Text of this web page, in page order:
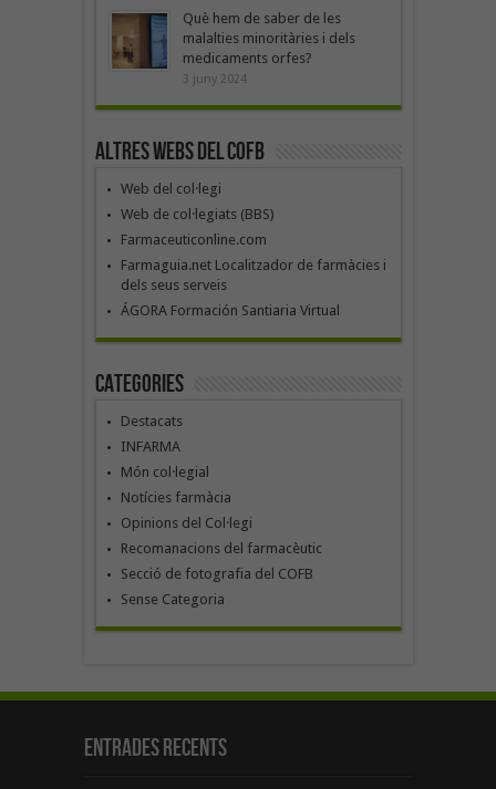
Què hem de saber de les
malalties minoritàries i dels
medicaments orfes?
3 juny 2024
Altres webs del COFB
Web del col·legi
Web de col·legiats (BBS)
Farmaceuticonline.com
Farmaguia.net Localitzador de farmàcies i
dels seus serveis
ÁGORA Formación Santiaria Virtual
Categories
Destacats
INFARMA
Món col·legial
Notícies farmàcia
Opinions del Col·legi
Recomanacions del farmacèutic
Secció de fotografia del COFB
Sense Categoria
Entrades recents